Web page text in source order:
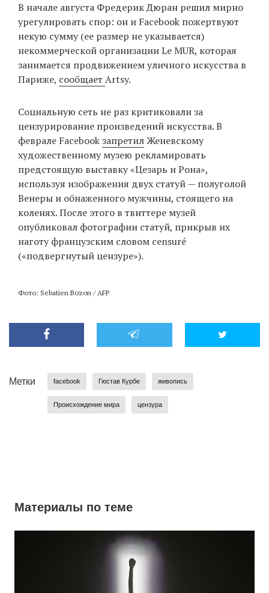
В начале августа Фредерик Дюран решил мирно
урегулировать спор: он и Facebook пожертвуют
некую сумму (ее размер не указывается)
некоммерческой организации Le MUR, которая
занимается продвижением уличного искусства в
Париже, сообщает Artsy.
Социальную сеть не раз критиковали за
цензурирование произведений искусства. В
феврале FacebookзапретилЖеневскому
художественному музею рекламировать
предстоящую выставку «Цезарь и Рона»,
используя изображения двух статуй — полуголой
Венеры и обнаженного мужчины, стоящего на
коленях. После этого в твиттере музей
опубликовал фотографии статуй, прикрыв их
наготу французским словом censuré
(«подвергнутый цензуре»).
Фото: Sebatien Bozon / AFP
Метки facebook Гюстав Курбе живопись
Происхождение мира цензура
Материалы по теме